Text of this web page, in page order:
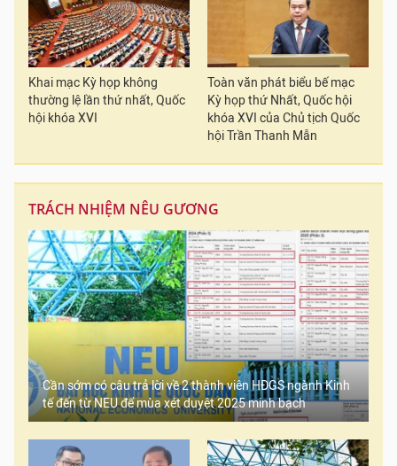
Khai mạc Kỳ họp không
thường lệ lần thứ nhất, Quốc
hội khóa XVI
Toàn văn phát biểu bế mạc
Kỳ họp thứ Nhất, Quốc hội
khóa XVI của Chủ tịch Quốc
hội Trần Thanh Mẫn
TRÁCH NHIỆM NÊU GƯƠNG
Cần sớm có câu trả lời về 2 thành viên HĐGS ngành Kinh
tế đến từ NEU để mùa xét duyệt 2025 minh bạch